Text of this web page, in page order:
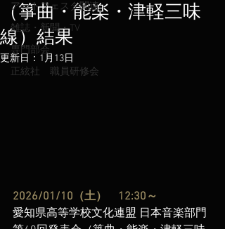
アートフェスタ関連
雑誌・新聞・TV
専門部会
正絃社 職員研修会
（箏曲・能楽・津軽三味
線）結果
更新日： 1月13日
2026/01/10（土）　12:30～
愛知県高等学校文化連盟 日本音楽部門